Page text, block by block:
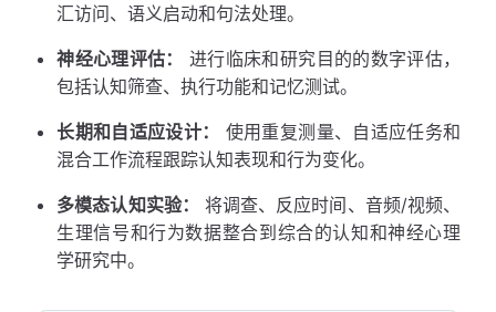
汇访问、语义启动和句法处理。
神经心理评估：
进行临床和研究目的的数字评估，
包括认知筛查、执行功能和记忆测试。
长期和自适应设计：
使用重复测量、自适应任务和
混合工作流程跟踪认知表现和行为变化。
多模态认知实验：
将调查、反应时间、音频/视频、
生理信号和行为数据整合到综合的认知和神经心理
学研究中。